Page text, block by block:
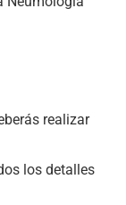
realizar
los detalles